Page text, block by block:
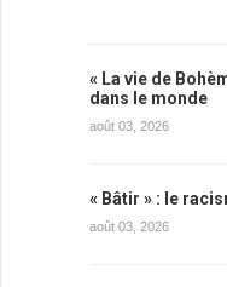
« La vie de
dans le monde
août 03, 2026
« Bâtir » : le
août 03, 2026